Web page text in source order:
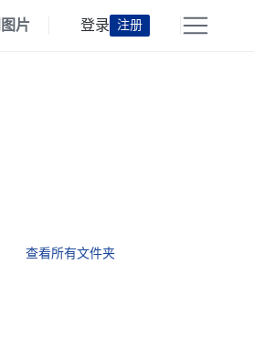
图片 登录 注册
查看所有文件夹